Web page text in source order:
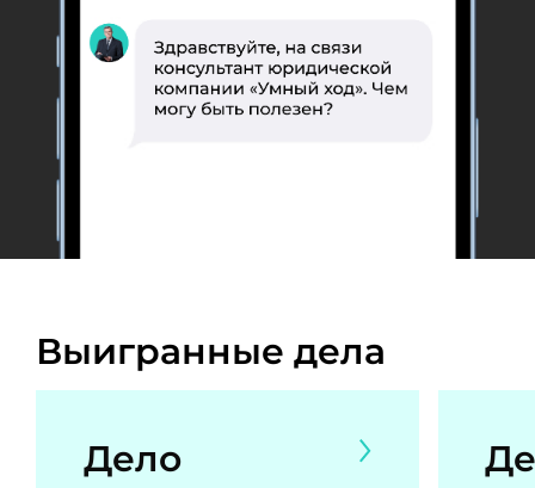
Выигранные дела
Дело